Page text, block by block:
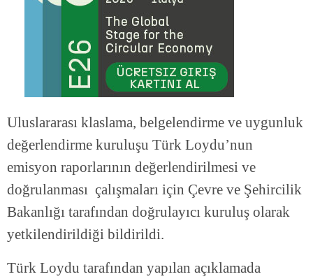
Uluslararası klaslama, belgelendirme ve uygunluk
değerlendirme kuruluşu Türk Loydu’nun
emisyon raporlarının değerlendirilmesi ve
doğrulanması çalışmaları için Çevre ve Şehircilik
Bakanlığı tarafından doğrulayıcı kuruluş olarak
yetkilendirildiği bildirildi.
Türk Loydu tarafından yapılan açıklamada